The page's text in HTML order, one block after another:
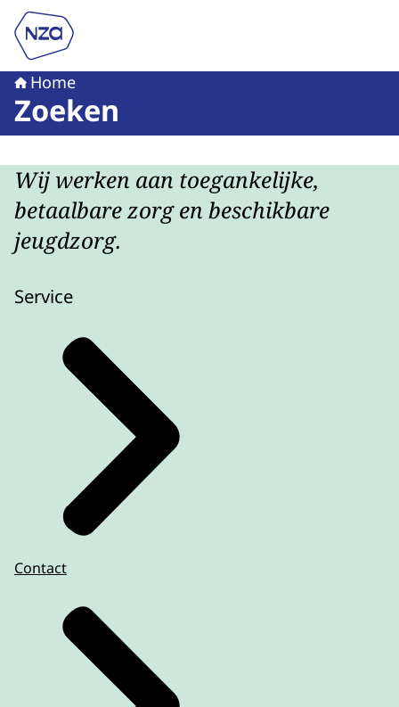
Naar de homepage van Nederlandse Zorgautoriteit
Home
Zoeken
Wij werken aan toegankelijke,
betaalbare zorg en beschikbare
jeugdzorg.
Service
Contact